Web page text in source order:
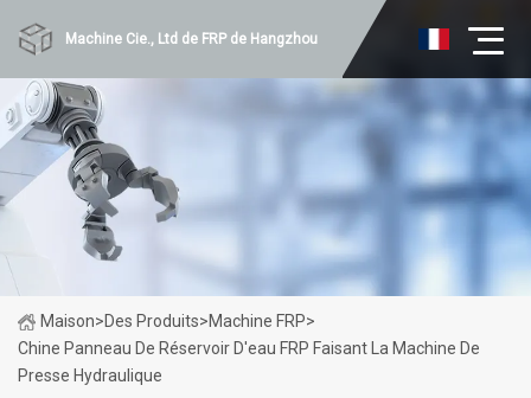
Machine Cie., Ltd de FRP de Hangzhou
Maison>Des Produits>Machine FRP>
Chine Panneau De Réservoir D'eau FRP Faisant La Machine De
Presse Hydraulique